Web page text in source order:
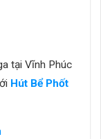
tại Vĩnh Phúc
Hút Bể Phốt